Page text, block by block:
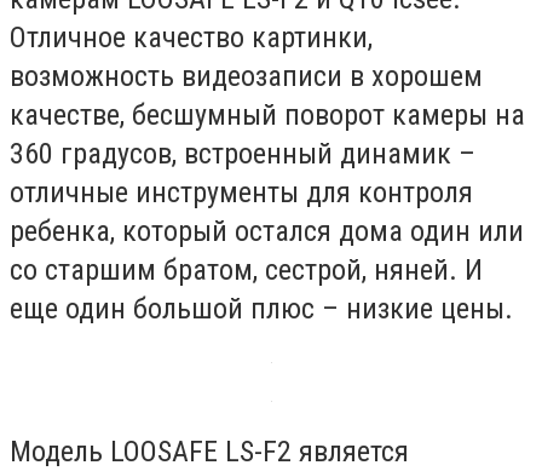
Отличное качество картинки,
возможность видеозаписи в хорошем
качестве, бесшумный поворот камеры на
360 градусов, встроенный динамик –
отличные инструменты для контроля
ребенка, который остался дома один или
со старшим братом, сестрой, няней. И
еще один большой плюс – низкие цены.
Модель LOOSAFE LS-F2 является